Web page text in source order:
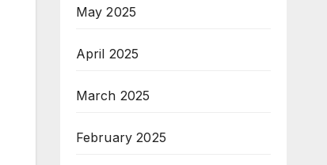
May 2025
April 2025
March 2025
February 2025